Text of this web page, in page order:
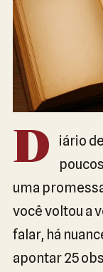
D
iário
uma
você voltou a
falar, há
apontar 25